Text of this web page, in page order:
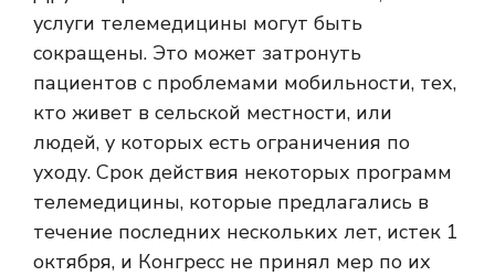
услуги телемедицины могут быть
сокращены. Это может затронуть
пациентов с проблемами мобильности, тех,
кто живет в сельской местности, или
людей, у которых есть ограничения по
уходу. Срок действия некоторых программ
телемедицины, которые предлагались в
течение последних нескольких лет, истек 1
октября, и Конгресс не принял мер по их